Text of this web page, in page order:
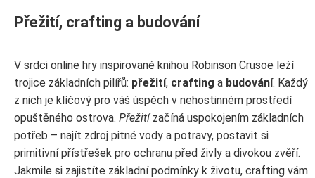
Přežití, crafting a budování
V srdci online hry inspirované knihou Robinson Crusoe leží
trojice základních pilířů: přežití, crafting a budování. Každý
z nich je klíčový pro váš úspěch v nehostinném prostředí
opuštěného ostrova. Přežitízačíná uspokojením základních
potřeb – najít zdroj pitné vody a potravy, postavit si
primitivní přístřešek pro ochranu před živly a divokou zvěří.
Jakmile si zajistíte základní podmínky k životu, crafting vám